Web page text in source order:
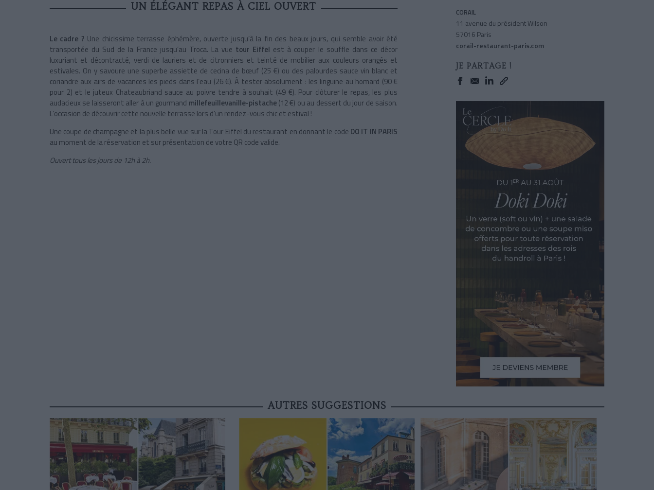
UN ÉLÉGANT REPAS À CIEL OUVERT
Le cadre ? Une chicissime terrasse éphémère, ouverte jusqu’à la fin des beaux jours, qui semble avoir été
transportée du Sud de la France jusqu’au Troca. La vue tour Eiffel est à couper le souffle dans ce décor
luxuriant et décontracté, verdi de lauriers et de citronniers et teinté de mobilier aux couleurs orangés et
estivales. On y savoure une superbe assiette de cecina de bœuf (25 €) ou des palourdes sauce vin blanc et
coriandre aux airs de vacances les pieds dans l’eau (26 €). À tester absolument : les linguine au homard (90 €
pour 2) et le juteux Chateaubriand sauce au poivre tendre à souhait (49 €). Pour clôturer le repas, les plus
audacieux se laisseront aller à un gourmand millefeuillevanille-pistache(12 €) ou au dessert du jour de saison.
L’occasion de découvrir cette nouvelle terrasse lors d’un rendez-vous chic et estival !
Une coupe de champagne et la plus belle vue sur la Tour Eiffel du restaurant en donnant le code DO IT IN PARIS
au moment de la réservation et sur présentation de votre QR code valide.
Ouvert tous les jours de 12h à 2h.
CORAIL
11 avenue du président Wilson
57016 Paris
corail-restaurant-paris.com
JE PARTAGE !
AUTRES SUGGESTIONS